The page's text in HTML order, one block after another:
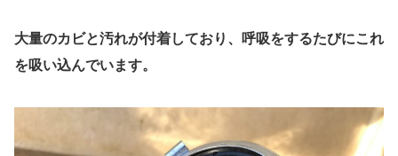
大量のカビと汚れが付着しており、呼吸をするたびにこれ
を吸い込んでいます。